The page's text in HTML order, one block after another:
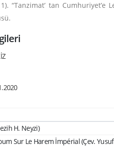
“Tanzimat’ tan
H. Neyzi)
Sur Le Harem İmpérial (Çev.